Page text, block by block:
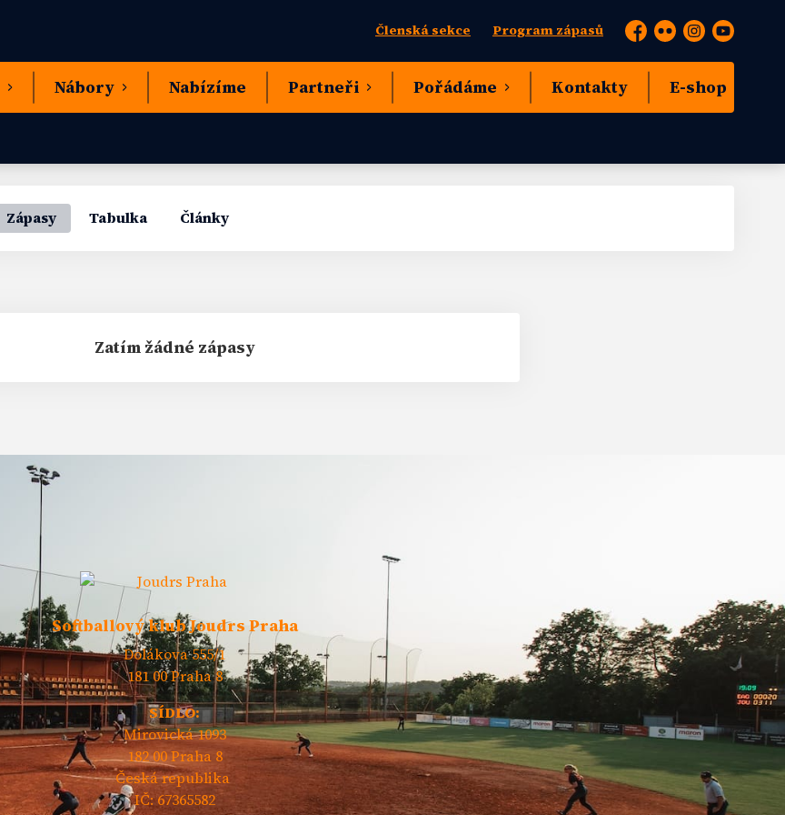
Členská sekce Program zápasů Facebook
FlickrInstagram
YouTube
Nábory Nabízíme Partneři Pořádáme Kontakty E-shop
Zápasy Tabulka Články
Zatím žádné zápasy
Softballový klub Joudrs Praha
Dolákova 555/1
181 00 Praha 8
SÍDLO:
Mirovická 1093
182 00 Praha 8
Česká republika
IČ: 67365582